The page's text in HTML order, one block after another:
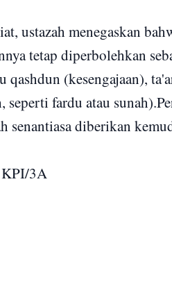
ustazah menegaskan
tetap diperbolehkan
(kesengajaan),
seperti fardu atau
senantiasa diberikan
3A